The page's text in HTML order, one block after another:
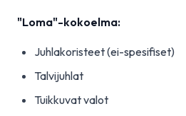
"Loma"-kokoelma:
Juhlakoristeet (ei-spesifiset)
Talvijuhlat
Tuikkuvat valot